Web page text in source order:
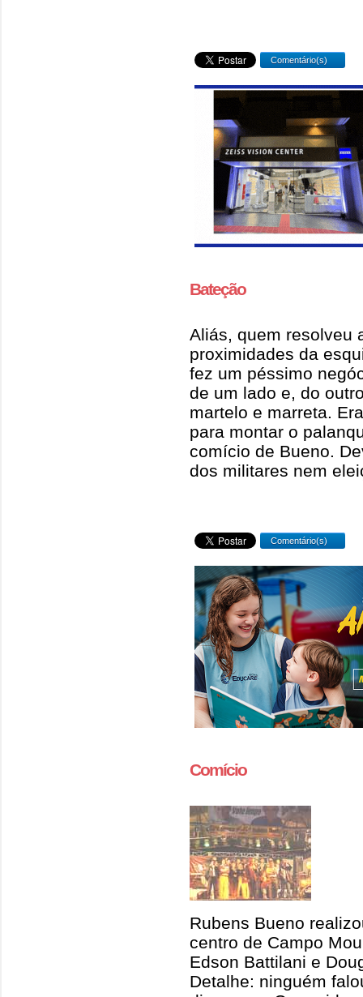
Comentário(s)
Bateção
Aliás, quem resolveu
proximidades da
fez um péssimo
de um lado e, do
martelo e marreta.
para montar o
comício de Bueno.
dos militares nem
Comentário(s)
Comício
Rubens Bueno
centro de Campo
Edson Battilani e
Detalhe: ninguém